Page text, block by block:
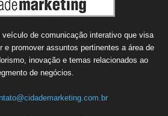
de comunicação interativo que visa
e promover assuntos pertinentes a área de
inovação e temas relacionados ao
de negócios.